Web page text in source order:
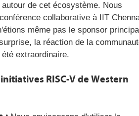
de cet écosystème. Nous
collaborative à IIT
même pas le sponsor
la réaction de la
extraordinaire.
RISC-V de Western